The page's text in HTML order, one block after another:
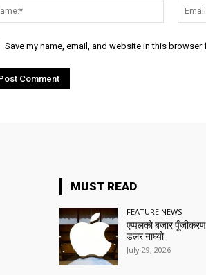
Name:*
Save my name, email, and website in this
MUST READ
FEATURE NEWS
एप्पलको बजार
डलर नाघ्यो
July 29, 2026